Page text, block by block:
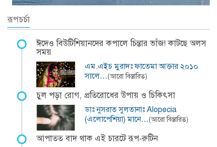
রূপচর্চা
ঈদেও বিউটিশিয়ানদের কপালে চিন্তার ভাঁজ! কাটছে অলস
সময়
এম.এইচ মুরাদঃ ফাতেমা আক্তার ২০১০
সালে…(আরো বিস্তারিত)
চুল পড়া রোগ, প্রতিরোধের উপায় ও চিকিৎসা
ডাঃ নুসরাত সুলতানাঃ Alopecia
(এলোপেশিয়া) মানে…(আরো বিস্তারিত)
আপাতত বাদ থাক এই চারটে রূপ-রুটিন